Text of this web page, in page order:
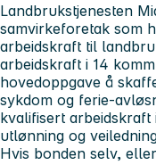
Landbrukstjenesten
samvirkeforetak som
arbeidskraft til
arbeidskraft i 14
hovedoppgave å
sykdom og ferie-
kvalifisert
utlønning og
Hvis bonden selv,